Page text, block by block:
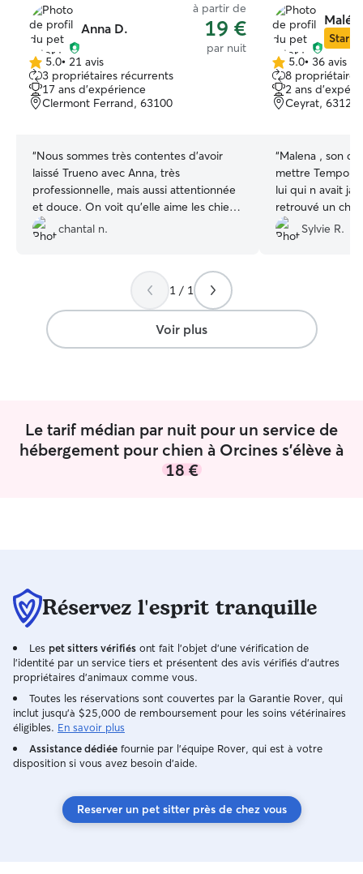
Anna D.
à partir de
19 €
par nuit
5.0 étoile(s)
sur
5
5.0• 21 avis
3 propriétaires récurrents
17 ans d'expérience
Clermont Ferrand, 63100
“Nous sommes très contentes d’avoir
laissé Trueno avec Anna, très
professionnelle, mais aussi attentionnée
et douce. On voit qu’elle aime les chiens
et Trueno a passé un très bon séjour
avec ses chiennes et ses enfants. Merci
chantal n.
Star
5.0 étoile(s)
sur
5
5.0• 36 avis
8
2 ans
Ceyrat, 63122
“Malena , son conjoint et Poïka ont su
mettre Tempo à
lui qui n avait
retrouvé un
referai appel à
problème et en
Sylvie R.
1 / 1
Voir plus
Le tarif médian par nuit pour un service de
hébergement pour chien à Orcines s'élève à
18 €
Réservez l'esprit tranquille
Les pet sitters vérifiés ont fait l'objet d'une vérification de
l'identité par un service tiers et présentent des avis vérifiés d'autres
propriétaires d'animaux comme vous.
Toutes les réservations sont couvertes par la Garantie Rover, qui
inclut jusqu'à $25,000 de remboursement pour les soins vétérinaires
éligibles. En savoir plus
Assistance dédiée fournie par l'équipe Rover, qui est à votre
disposition si vous avez besoin d'aide.
Reserver un pet sitter près de chez vous